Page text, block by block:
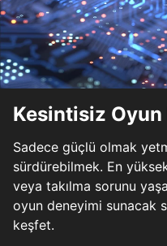
Kesintisiz Oyun
Sadece güçlü olmak
sürdürebilmek. En
veya takılma sorunu
oyun deneyimi sunacak
keşfet.